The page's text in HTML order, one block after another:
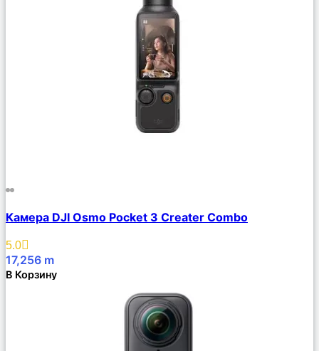
Описание
Избранное
Камера DJI Osmo Pocket 3 Creater Combo
5.0
17,256 m
В Корзину